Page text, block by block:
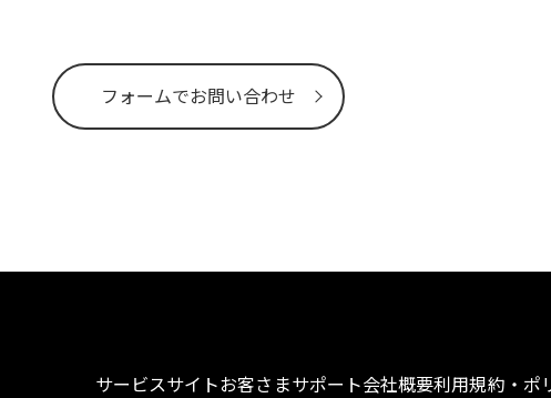
フォームでお問い合わせ
サービスサイトお客さまサポート会社概要利用規約・ポ